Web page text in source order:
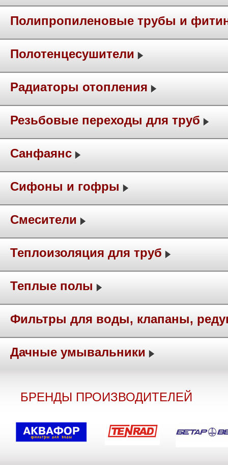
Полипропиленовые трубы и
Полотенцесушители
Радиаторы отопления
Резьбовые переходы для труб
Санфаянс
Сифоны и гофры
Смесители
Теплоизоляция для труб
Теплые полы
Фильтры для воды, клапаны,
Дачные умывальники
БРЕНДЫ ПРОИЗВОДИТЕЛЕЙ